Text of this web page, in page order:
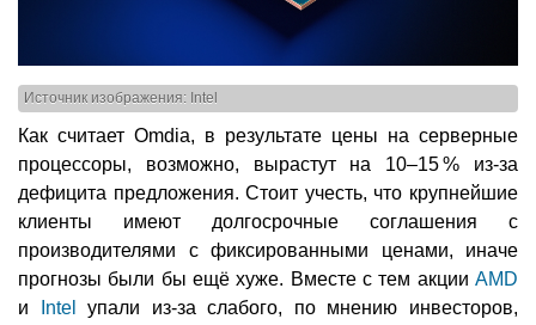
Источник изображения: Intel
Как считает Omdia, в результате цены на серверные
процессоры, возможно, вырастут на 10–15 % из-за
дефицита предложения. Стоит учесть, что крупнейшие
клиенты имеют долгосрочные соглашения с
производителями с фиксированными ценами, иначе
прогнозы были бы ещё хуже. Вместе с тем акции AMD
и
Intel
упали из-за слабого, по мнению инвесторов,